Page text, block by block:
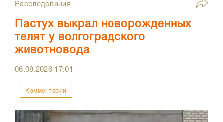
Расследования
Пастух выкрал новорожденных
телят у волгоградского
животновода
06.08.2026 17:01
Комментарии